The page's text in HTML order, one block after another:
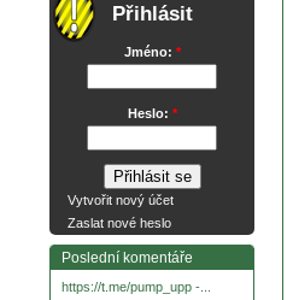
Přihlásit
Jméno: *
Heslo: *
Vytvořit nový účet
Zaslat nové heslo
Poslední komentáře
https://t.me/pump_upp -...